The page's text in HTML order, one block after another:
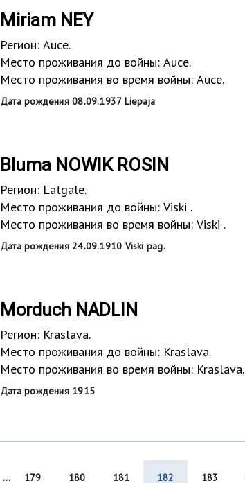
Miriam NEY
Регион: Auce.
Место проживания до войны: Auce.
Место проживания во время войны: Auce.
Дата рождения 08.09.1937 Liepaja
Bluma NOWIK ROSIN
Регион: Latgale.
Место проживания до войны: Viski .
Место проживания во время войны: Viski .
Дата рождения 24.09.1910 Viski pag.
Morduch NADLIN
Регион: Kraslava.
Место проживания до войны: Kraslava.
Место проживания во время войны: Kraslava.
Дата рождения 1915
... 179 180 181 182 183